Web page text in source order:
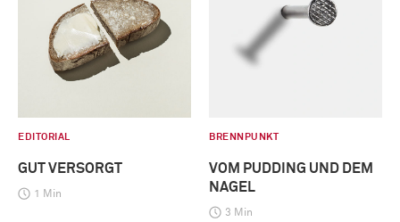
EDITORIAL
GUT VERSORGT
1 Min
BRENNPUNKT
VOM PUDDING UND DEM
NAGEL
3 Min